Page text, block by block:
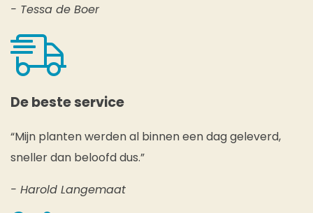
- Tessa de Boer
De beste service
“Mijn planten werden al binnen een dag geleverd,
sneller dan beloofd dus.”
- Harold Langemaat